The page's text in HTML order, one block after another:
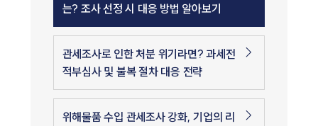
는? 조사 선정 시 대응 방법 알아보기
관세조사로 인한 처분 위기라면? 과세전
적부심사 및 불복 절차 대응 전략
위해물품 수입 관세조사 강화, 기업의 리